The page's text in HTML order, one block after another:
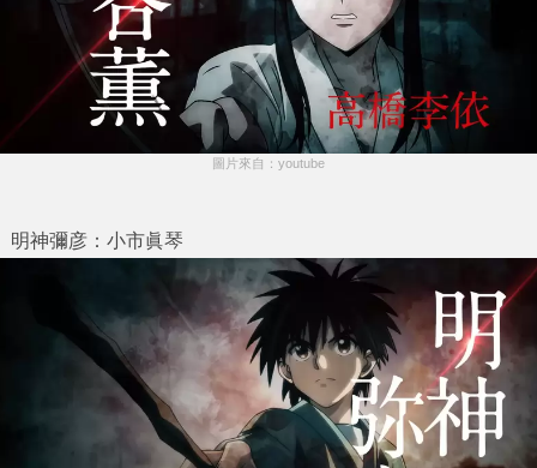
圖片來自：youtube
明神彌彦：小市眞琴